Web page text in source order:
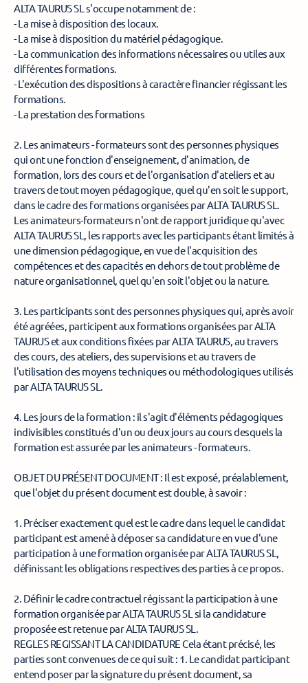
ALTA TAURUS SL s'occupe notamment de :
- La mise à disposition des locaux.
- La mise à disposition du matériel pédagogique.
- La communication des informations nécessaires ou utiles aux
différentes formations.
- L'exécution des dispositions à caractère financier régissant les
formations.
- La prestation des formations
2. Les animateurs - formateurs sont des personnes physiques
qui ont une fonction d'enseignement, d'animation, de
formation, lors des cours et de l'organisation d'ateliers et au
travers de tout moyen pédagogique, quel qu'en soit le support,
dans le cadre des formations organisées par ALTA TAURUS SL.
Les animateurs-formateurs n'ont de rapport juridique qu'avec
ALTA TAURUS SL, les rapports avec les participants étant limités à
une dimension pédagogique, en vue de l'acquisition des
compétences et des capacités en dehors de tout problème de
nature organisationnel, quel qu'en soit l'objet ou la nature.
3. Les participants sont des personnes physiques qui, après avoir
été agréées, participent aux formations organisées par ALTA
TAURUS et aux conditions fixées par ALTA TAURUS, au travers
des cours, des ateliers, des supervisions et au travers de
l'utilisation des moyens techniques ou méthodologiques utilisés
par ALTA TAURUS SL.
4. Les jours de la formation : il s'agit d'éléments pédagogiques
indivisibles constitués d'un ou deux jours au cours desquels la
formation est assurée par les animateurs - formateurs.
OBJET DU PRÉSENT DOCUMENT : Il est exposé, préalablement,
que l'objet du présent document est double, à savoir :
1. Préciser exactement quel est le cadre dans lequel le candidat
participant est amené à déposer sa candidature en vue d'une
participation à une formation organisée par ALTA TAURUS SL,
définissant les obligations respectives des parties à ce propos.
2. Définir le cadre contractuel régissant la participation à une
formation organisée par ALTA TAURUS SL si la candidature
proposée est retenue par ALTA TAURUS SL.
REGLES REGISSANT LA CANDIDATURE Cela étant précisé, les
parties sont convenues de ce qui suit : 1. Le candidat participant
entend poser par la signature du présent document, sa